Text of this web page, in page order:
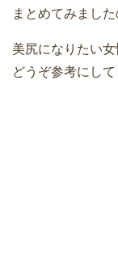
まとめてみました
美尻になりたい女
どうぞ参考にして